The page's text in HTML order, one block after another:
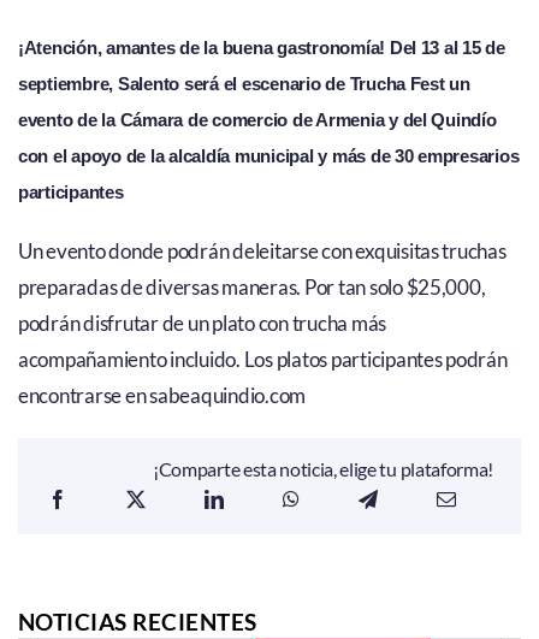
¡Atención, amantes de la buena gastronomía! Del 13 al 15 de
septiembre, Salento será el escenario de Trucha Fest un
evento de la Cámara de comercio de Armenia y del Quindío
con el apoyo de la alcaldía municipal y más de 30 empresarios
participantes
Un evento donde podrán deleitarse con exquisitas truchas
preparadas de diversas maneras. Por tan solo $25,000,
podrán disfrutar de un plato con trucha más
acompañamiento incluido. Los platos participantes podrán
encontrarse en sabeaquindio.com
¡Comparte esta noticia, elige tu plataforma!
NOTICIAS RECIENTES